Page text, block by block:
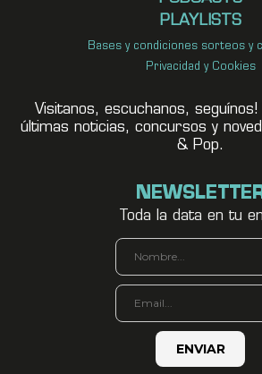
PLAYLISTS
Bases y condiciones sorteos y
Privacidad y Cookies
Visitanos, escuchanos,
últimas noticias, concursos y
& Pop.
Toda la data en tu